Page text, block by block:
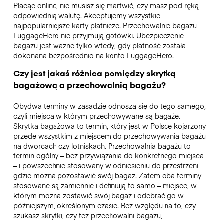
Płacąc online, nie musisz się martwić, czy masz pod ręką
odpowiednią walutę. Akceptujemy wszystkie
najpopularniejsze karty płatnicze. Przechowalnie bagażu
LuggageHero nie przyjmują gotówki. Ubezpieczenie
bagażu jest ważne tylko wtedy, gdy płatność została
dokonana bezpośrednio na konto LuggageHero.
Czy jest jakaś różnica pomiędzy skrytką
bagażową a przechowalnią bagażu?
Obydwa terminy w zasadzie odnoszą się do tego samego,
czyli miejsca w którym przechowywane są bagaże.
Skrytka bagażowa to termin, który jest w Polsce kojarzony
przede wszystkim z miejscem do przechowywania bagażu
na dworcach czy lotniskach. Przechowalnia bagażu to
termin ogólny – bez przywiązania do konkretnego miejsca
– i powszechnie stosowany w odniesieniu do przestrzeni
gdzie można pozostawić swój bagaż. Zatem oba terminy
stosowane są zamiennie i definiują to samo – miejsce, w
którym można zostawić swój bagaż i odebrać go w
późniejszym, określonym czasie. Bez względu na to, czy
szukasz skrytki, czy też przechowalni bagażu,